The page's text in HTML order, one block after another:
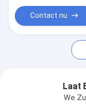
GVK Opslagtank
Contact nu
Laat
We